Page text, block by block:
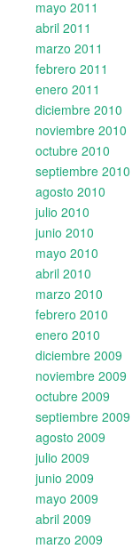
mayo 2011
abril 2011
marzo 2011
febrero 2011
enero 2011
diciembre 2010
noviembre 2010
octubre 2010
septiembre 2010
agosto 2010
julio 2010
junio 2010
mayo 2010
abril 2010
marzo 2010
febrero 2010
enero 2010
diciembre 2009
noviembre 2009
octubre 2009
septiembre 2009
agosto 2009
julio 2009
junio 2009
mayo 2009
abril 2009
marzo 2009